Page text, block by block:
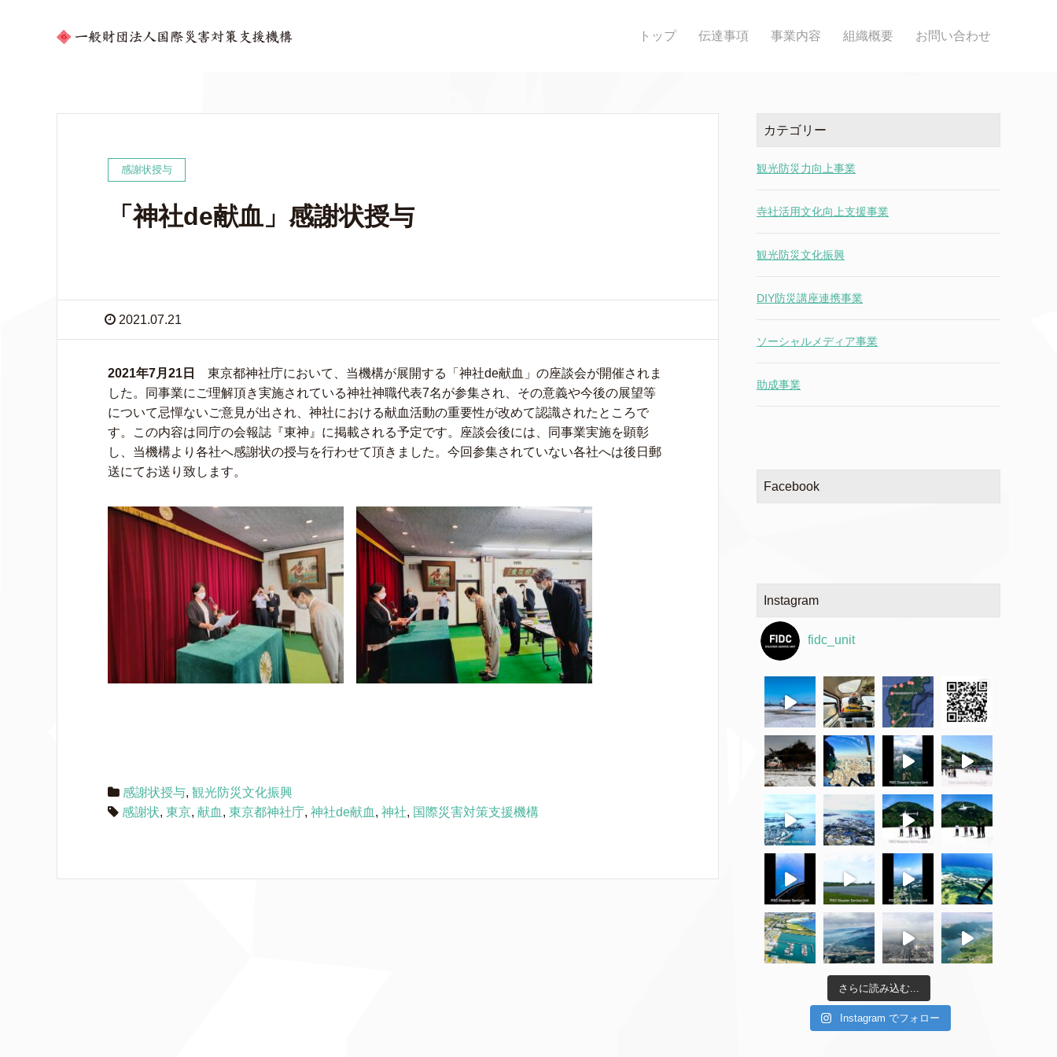
トップ 伝達事項 事業内容 組織概要 お問い合わせ
感謝状授与
「神社de献血」感謝状授与
2021.07.21
2021年7月21日
東京都神社庁において、当機構が展開する「神社de献血」の座談会が開催されま
した。同事業にご理解頂き実施されている神社神職代表7名が参集され、その意義や今後の展望等
について忌憚ないご意見が出され、神社における献血活動の重要性が改めて認識されたところで
す。この内容は同庁の会報誌『東神』に掲載される予定です。座談会後には、同事業実施を顕彰
し、当機構より各社へ感謝状の授与を行わせて頂きました。今回参集されていない各社へは後日郵
送にてお送り致します。
感謝状授与, 観光防災文化振興
感謝状, 東京, 献血 , 東京都神社庁, 神社de献血 , 神社, 国際災害対策支援機構
カテゴリー
観光防災力向上事業
寺社活用文化向上支援事業
観光防災文化振興
DIY防災講座連携事業
ソーシャルメディア事業
助成事業
Facebook
Instagram
fidc_unit
さらに読み込む...
Instagram でフォロー